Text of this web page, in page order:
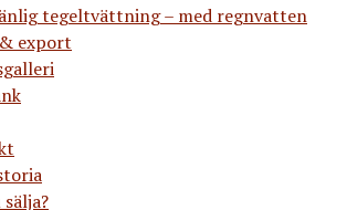
tegeltvättning – med regnvatten
export